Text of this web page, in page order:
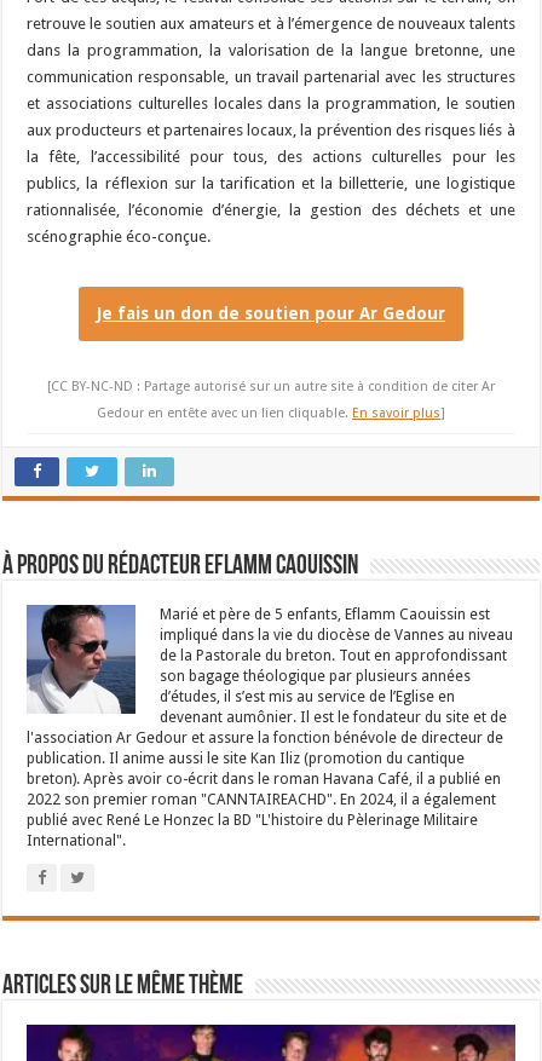
retrouve le soutien aux amateurs et à l’émergence de nouveaux talents
dans la programmation, la valorisation de la langue bretonne, une
communication responsable, un travail partenarial avec les structures
et associations culturelles locales dans la programmation, le soutien
aux producteurs et partenaires locaux, la prévention des risques liés à
la fête, l’accessibilité pour tous, des actions culturelles pour les
publics, la réflexion sur la tarification et la billetterie, une logistique
rationnalisée, l’économie d’énergie, la gestion des déchets et une
scénographie éco-conçue.
Je fais un don de soutien pour Ar Gedour
[CC BY-NC-ND : Partage autorisé sur un autre site à condition de citer Ar
Gedour en entête avec un lien cliquable. En savoir plus]
À propos du rédacteur Eflamm Caouissin
Marié et père de 5 enfants, Eflamm Caouissin est
impliqué dans la vie du diocèse de Vannes au niveau
de la Pastorale du breton. Tout en approfondissant
son bagage théologique par plusieurs années
d’études, il s’est mis au service de l’Eglise en
devenant aumônier. Il est le fondateur du site et de
l'association Ar Gedour et assure la fonction bénévole de directeur de
publication. Il anime aussi le site Kan Iliz (promotion du cantique
breton). Après avoir co-écrit dans le roman Havana Café, il a publié en
2022 son premier roman "CANNTAIREACHD". En 2024, il a également
publié avec René Le Honzec la BD "L'histoire du Pèlerinage Militaire
International".
Articles sur le même thème